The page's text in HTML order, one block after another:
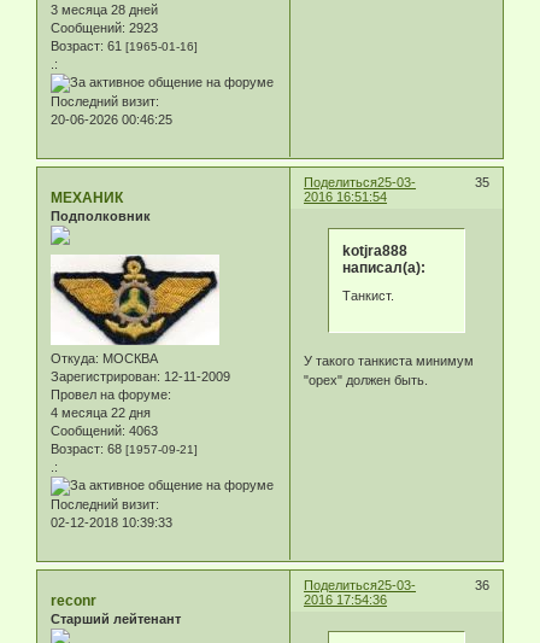
3 месяца 28 дней
Сообщений: 2923
Возраст: 61 [1965-01-16]
.:
Последний визит:
20-06-2026 00:46:25
Поделиться 35
25-03-
2016 16:51:54
МЕХАНИК
Подполковник
Откуда: МОСКВА
Зарегистрирован: 12-11-2009
Провел на форуме:
4 месяца 22 дня
Сообщений: 4063
Возраст: 68 [1957-09-21]
.:
Последний визит:
02-12-2018 10:39:33
kotjra888
написал(а):
Танкист.
У такого танкиста минимум
"орех" должен быть.
Поделиться 36
25-03-
2016 17:54:36
reconr
Старший лейтенант